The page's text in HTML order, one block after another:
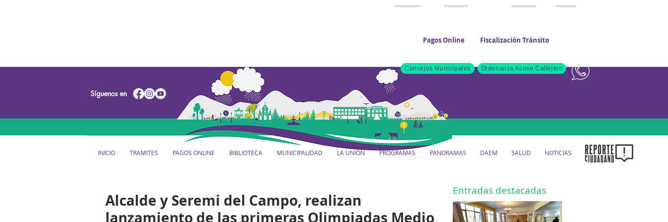
Pagos Online Fiscalización Tránsito
Concejos Municipales
Síguenos en
INICIO TRAMITES PAGOS ONLINE BIBLIOTECA MUNICIPALIDAD LA UNIÓN PROGRAMAS PANORAMAS DAEM SALUD NOTICIAS
Ordenanza Acoso Callejero
Alcalde y Seremi del Campo, realizan
lanzamiento de las primeras Olimpiadas Medio
Entradas destacadas